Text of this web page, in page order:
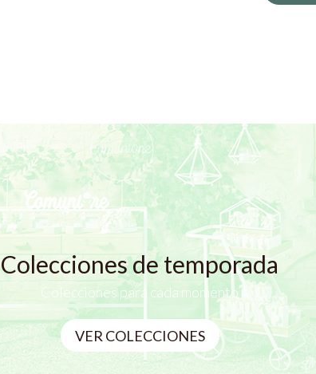
Colecciones de temporada
Colecciones para cada momento
VER COLECCIONES